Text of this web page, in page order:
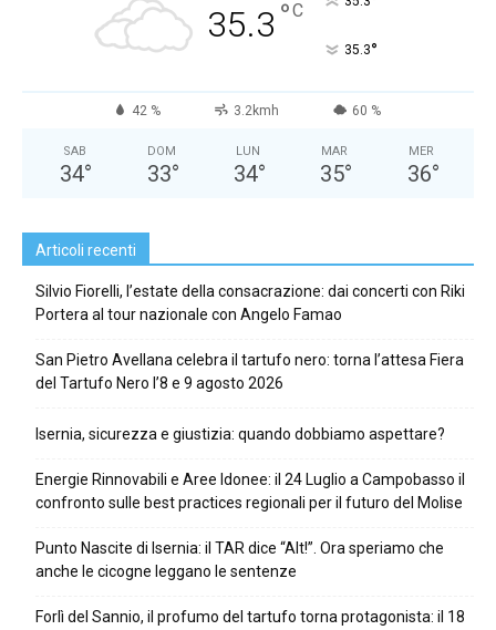
35.3 °C
35.3°
42 % 3.2kmh 60 %
SAB
34°
DOM
33°
LUN
34°
MAR
35°
MER
36°
Articoli recenti
Silvio Fiorelli, l’estate della consacrazione: dai concerti con Riki
Portera al tour nazionale con Angelo Famao
San Pietro Avellana celebra il tartufo nero: torna l’attesa Fiera
del Tartufo Nero l’8 e 9 agosto 2026
Isernia, sicurezza e giustizia: quando dobbiamo aspettare?
Energie Rinnovabili e Aree Idonee: il 24 Luglio a Campobasso il
confronto sulle best practices regionali per il futuro del Molise
Punto Nascite di Isernia: il TAR dice “Alt!”. Ora speriamo che
anche le cicogne leggano le sentenze
Forlì del Sannio, il profumo del tartufo torna protagonista: il 18